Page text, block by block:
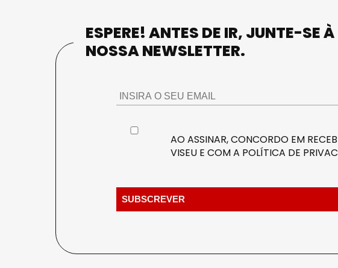
ESPERE! ANTES DE IR, JUNTE-SE À
NOSSA NEWSLETTER.
AO ASSINAR, CONCORDO EM
VISEU E COM A POLÍTICA DE